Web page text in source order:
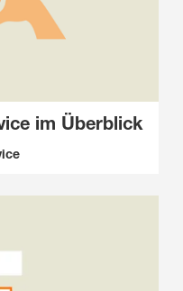
im Überblick